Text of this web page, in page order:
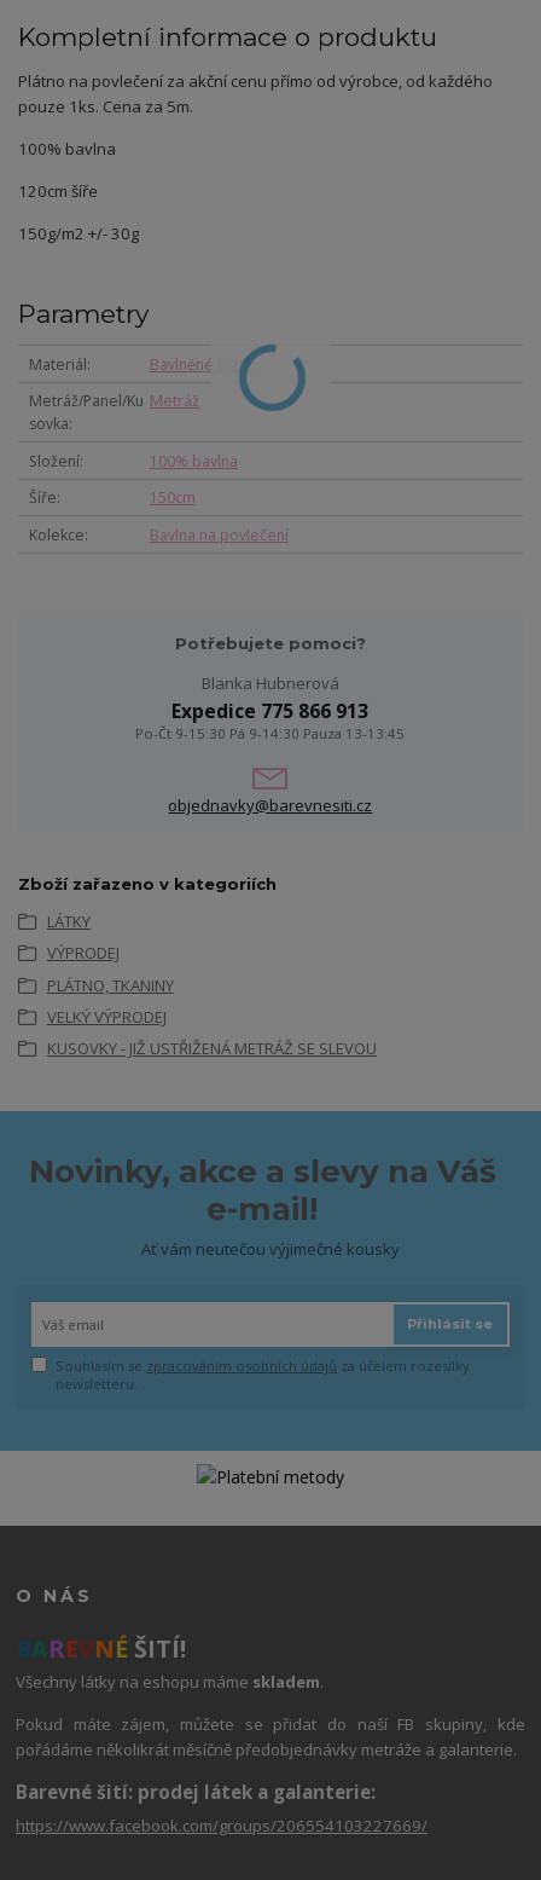
Kompletní informace o produktu
Plátno na povlečení za akční cenu přímo od výrobce, od každého
pouze 1ks. Cena za 5m.
100% bavlna
120cm šíře
150g/m2 +/- 30g
Parametry
Materiál
Bavlněné plátno
Metráž/Panel/Ku
sovka
Metráž
Složení
100% bavlna
Šíře
150cm
Kolekce
Bavlna na povlečení
Potřebujete pomoci?
Blanka Hubnerová
Expedice 775 866 913
Po-Čt 9-15:30 Pá 9-14:30 Pauza 13-13:45
objednavky@barevnesiti.cz
Zboží zařazeno v kategoriích
LÁTKY
VÝPRODEJ
PLÁTNO, TKANINY
VELKÝ VÝPRODEJ
KUSOVKY - JIŽ USTŘIŽENÁ METRÁŽ SE SLEVOU
Novinky, akce a slevy na Váš
e-mail!
Ať vám neutečou výjimečné kousky
Přihlásit se
Souhlasím se zpracováním osobních údajů za účelem rozesílky
newsletteru.
O NÁS
BAREVNÉ ŠITÍ!
Všechny látky na eshopu máme skladem.
Pokud máte zájem, můžete se přidat do naší FB skupiny, kde
pořádáme několikrát měsíčně předobjednávky metráže a galanterie.
Barevné šití: prodej látek a galanterie:
https://www.facebook.com/groups/206554103227669/